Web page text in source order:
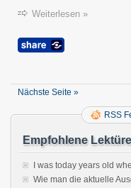
Weiterlesen »
Nächste Seite »
RSS
Empfohlene
I was today years old
Wie man die aktuelle